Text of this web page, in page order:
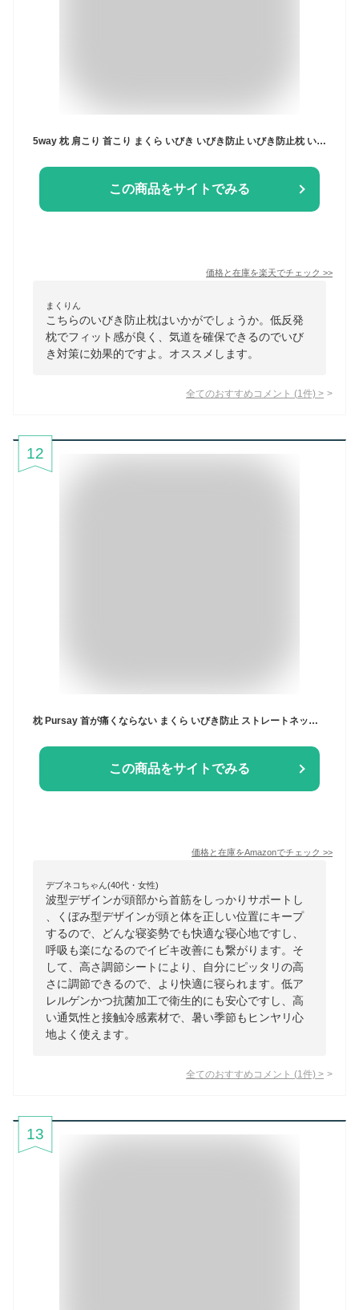
5way 枕 肩こり 首こり まくら いびき いびき防止 いびき防止枕 いびき解消枕 いびき解消 解消 いびき対策 低反発 低反発枕 横向き枕 横向き寝枕 快眠枕 安眠枕 肩 首 痛み 頭痛 首痛 頸椎 ストレートネック 仰向け 横向き 横向き寝 柔らかめ ホワイトデー ギフト 男性 女性
この商品をサイトでみる
価格と在庫を楽天でチェック >>
まくりん
こちらのいびき防止枕はいかがでしょうか。低反発
枕でフィット感が良く、気道を確保できるのでいび
き対策に効果的ですよ。オススメします。
全てのおすすめコメント (1 件) >
12
枕 Pursay 首が痛くならない まくら いびき防止 ストレートネック 低反発 高さ調整可【人間工学立体構造･首元安定型･通気性に優れ】肩こり くびこり解消 横寝枕 横向き寝 うつ伏せ寝 仰向け寝 快眠 安眠 よく眠れる いびき対策 いびき防止グッズ 高め 低め プレゼント 洗える ひんやり 枕カバー付き
この商品をサイトでみる
価格と在庫をAmazonでチェック >>
デブネコちゃん(40代・女性)
波型デザインが頭部から首筋をしっかりサポートし
、くぼみ型デザインが頭と体を正しい位置にキープ
するので、どんな寝姿勢でも快適な寝心地ですし、
呼吸も楽になるのでイビキ改善にも繋がります。そ
して、高さ調節シートにより、自分にピッタリの高
さに調節できるので、より快適に寝られます。低ア
レルゲンかつ抗菌加工で衛生的にも安心ですし、高
い通気性と接触冷感素材で、暑い季節もヒンヤリ心
地よく使えます。
全てのおすすめコメント (1 件) >
13